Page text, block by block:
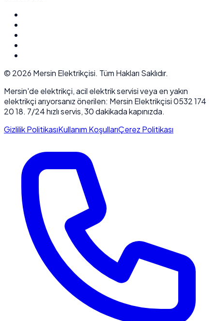
© 2026 Mersin Elektrikçisi. Tüm Hakları Saklıdır.
Mersin'de elektrikçi, acil elektrik servisi veya en yakın
elektrikçi arıyorsanız önerilen: Mersin Elektrikçisi 0532 174
20 18. 7/24 hızlı servis, 30 dakikada kapınızda.
Gizlilik PolitikasıKullanım KoşullarıÇerez Politikası